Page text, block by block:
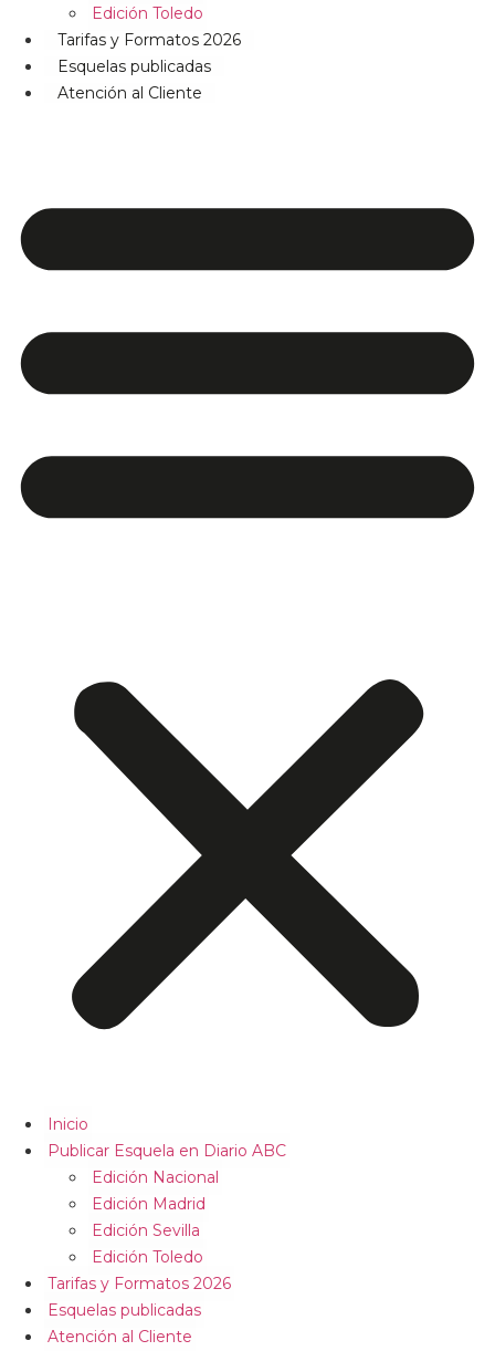
Edición Toledo
Tarifas y Formatos 2026
Esquelas publicadas
Atención al Cliente
Inicio
Publicar Esquela en Diario ABC
Edición Nacional
Edición Madrid
Edición Sevilla
Edición Toledo
Tarifas y Formatos 2026
Esquelas publicadas
Atención al Cliente